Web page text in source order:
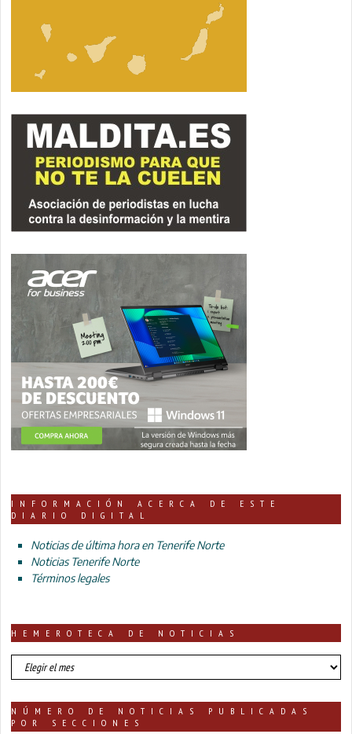
INFORMACIÓN ACERCA DE ESTE
DIARIO DIGITAL
Noticias de última hora en Tenerife Norte
Noticias Tenerife Norte
Términos legales
HEMEROTECA DE NOTICIAS
HEMEROTECA
DE
NÚMERO DE NOTICIAS PUBLICADAS
POR SECCIONES